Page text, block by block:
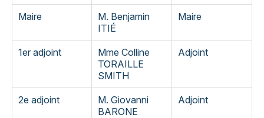
Maire
M. Benjamin
ITIÉ
Maire
1er adjoint
Mme Colline
TORAILLE
SMITH
Adjoint
2e adjoint
M. Giovanni
BARONE
Adjoint